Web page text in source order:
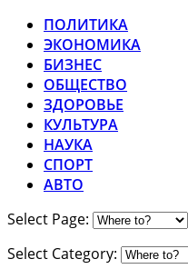
ПОЛИТИКА
ЭКОНОМИКА
БИЗНЕС
ОБЩЕСТВО
ЗДОРОВЬЕ
КУЛЬТУРА
НАУКА
СПОРТ
АВТО
Select Page:
Select Category: